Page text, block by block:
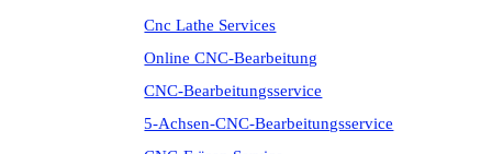
Cnc Lathe Services
Online CNC-Bearbeitung
CNC-Bearbeitungsservice
5-Achsen-CNC-Bearbeitungsservice